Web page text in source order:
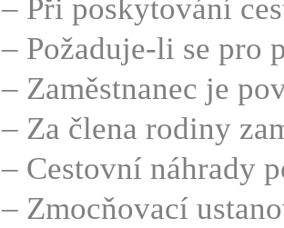
– Při poskytování
– Požaduje-li se pro
– Zaměstnanec je
– Za člena rodiny
– Cestovní náhrady
– Zmocňovací